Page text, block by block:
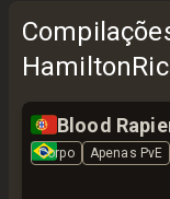
🇵🇹
🇧🇷
Blood
Corpo Apenas PvE